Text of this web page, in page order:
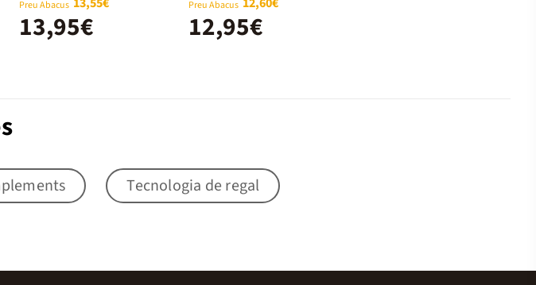
Preu Abacus
13,95€
Preu Abacus
12,95€
Tecnologia de regal